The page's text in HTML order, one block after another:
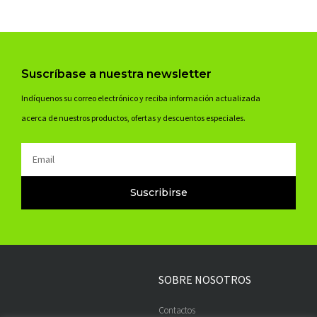
Suscríbase a nuestra newsletter
Indíquenos su correo electrónico y reciba información actualizada
acerca de nuestros productos, ofertas y descuentos especiales.
Suscribirse
SOBRE NOSOTROS
Contactos